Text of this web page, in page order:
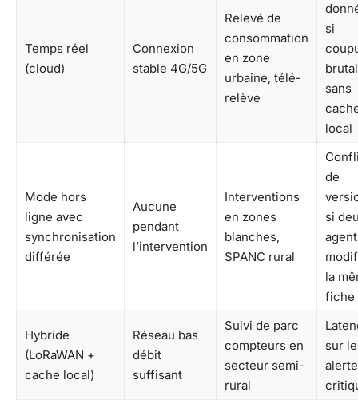
Temps réel
(cloud)
Connexion
stable 4G/5G
Relevé de
consommation
en zone
urbaine, télé-
relève
si
sans
local
Mode hors
ligne avec
synchronisation
différée
Aucune
pendant
l’intervention
Interventions
en zones
blanches,
SPANC rural
de
si
la
fiche
Hybride
(LoRaWAN +
cache local)
Réseau bas
débit
suffisant
Suivi de parc
compteurs en
secteur semi-
rural
sur